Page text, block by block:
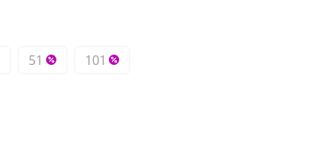
51 101